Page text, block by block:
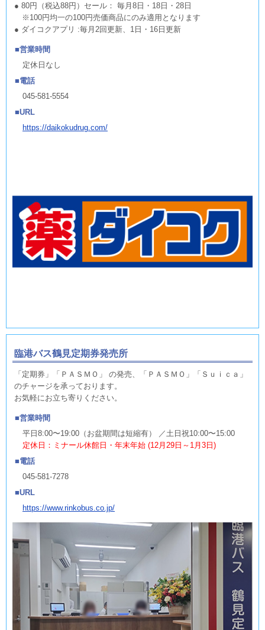
● 80円（税込88円）セール： 毎月8日・18日・28日
※100円均一の100円売価商品にのみ適用となります
● ダイコクアプリ :毎月2回更新、1日・16日更新
営業時間
定休日なし
電話
045-581-5554
URL
https://daikokudrug.com/
臨港バス鶴見定期券発売所
「定期券」「ＰＡＳＭＯ」 の発売、「ＰＡＳＭＯ」「Ｓｕｉｃａ」
のチャージを承っております。
お気軽にお立ち寄りください。
営業時間
平日8:00〜19:00（お盆期間は短縮有） ／土日祝10:00〜15:00
定休日：ミナール休館日・年末年始 (12月29日～1月3日)
電話
045-581-7278
URL
https://www.rinkobus.co.jp/